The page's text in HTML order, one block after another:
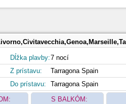
Dĺžka plavby:7 nocí
Z prístavu:
Tarragona Spain
Do prístavu:
Tarragona Spain
S BALKÓM: